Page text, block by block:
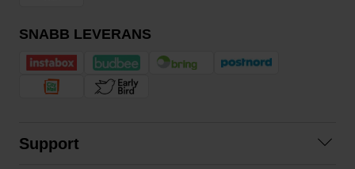
SNABB LEVERANS
Support